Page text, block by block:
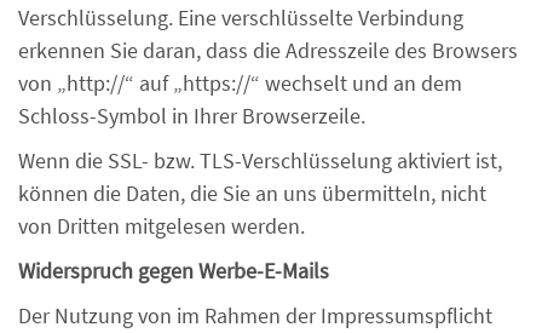
Verschlüsselung. Eine verschlüsselte Verbindung
erkennen Sie daran, dass die Adresszeile des Browsers
von „http://“ auf „https://“ wechselt und an dem
Schloss-Symbol in Ihrer Browserzeile.
Wenn die SSL- bzw. TLS-Verschlüsselung aktiviert ist,
können die Daten, die Sie an uns übermitteln, nicht
von Dritten mitgelesen werden.
Widerspruch gegen Werbe-E-Mails
Der Nutzung von im Rahmen der Impressumspflicht